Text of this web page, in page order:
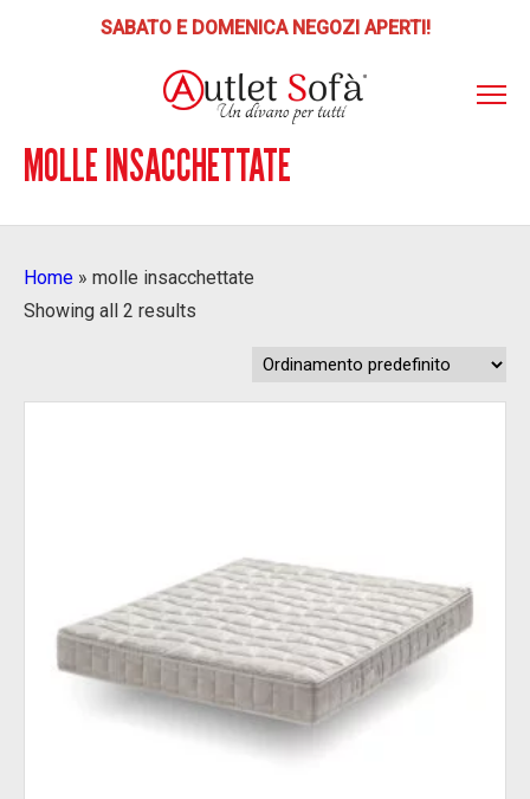
SABATO E DOMENICA NEGOZI APERTI!
ABOUT AS
POLTRONE RELAX
Poltrone Relax Lift
MOLLE INSACCHETTATE
Home » molle insacchettate
Showing all 2 results